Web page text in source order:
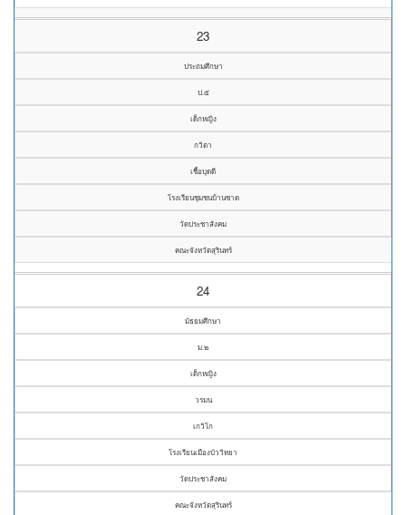
23
ประถมศึกษา
ป.๕
เด็กหญิง
กวิตา
เชื้อบุดดี
โรงเรียนชุมชนบ้านซาด
วัดประชาสังคม
คณะจังหวัดสุรินทร์
24
มัธยมศึกษา
ม.๒
เด็กหญิง
วรมน
เกวิโก
โรงเรียนเมืองบัววิทยา
วัดประชาสังคม
คณะจังหวัดสุรินทร์